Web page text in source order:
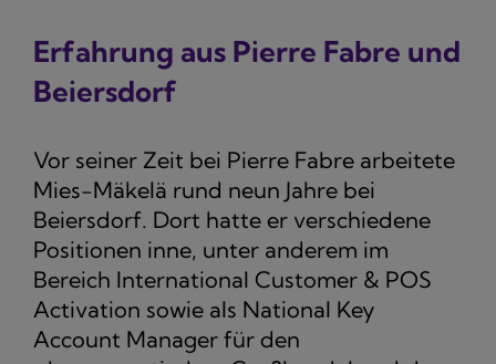
Erfahrung aus Pierre Fabre und
Beiersdorf
Vor seiner Zeit bei Pierre Fabre arbeitete
Mies-Mäkelä rund neun Jahre bei
Beiersdorf. Dort hatte er verschiedene
Positionen inne, unter anderem im
Bereich International Customer & POS
Activation sowie als National Key
Account Manager für den